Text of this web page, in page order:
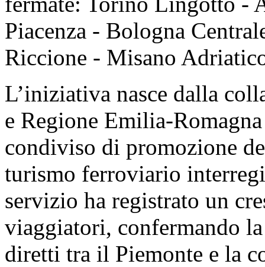
Piacenza - Bologna
Riccione - Misano
L’iniziativa nasce dalla
e Regione Emilia-
condiviso di promozione
turismo ferroviario
servizio ha registrato un
viaggiatori, confermando
diretti tra il Piemonte e la